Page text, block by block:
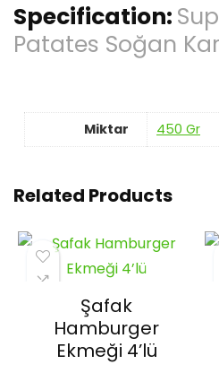
Specification:
Patates Soğan
Miktar 450 Gr
Related Products
Şafak
Hamburger
Ekmeği 4’lü